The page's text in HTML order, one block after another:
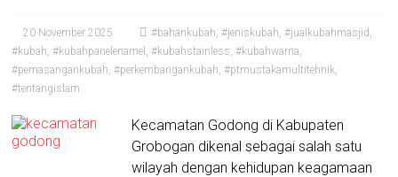
20 November 2025 #bahankubah,#jeniskubah,#jualkubahmasjid ,
#kubah,#kubahpanelenamel ,#kubahstainless,#kubahwarna,
#pemasangankubah,#perkembangankubah,#ptmustakamultitehnik,
#tentangislam
Kecamatan Godong di Kabupaten
Grobogan dikenal sebagai salah satu
wilayah dengan kehidupan keagamaan